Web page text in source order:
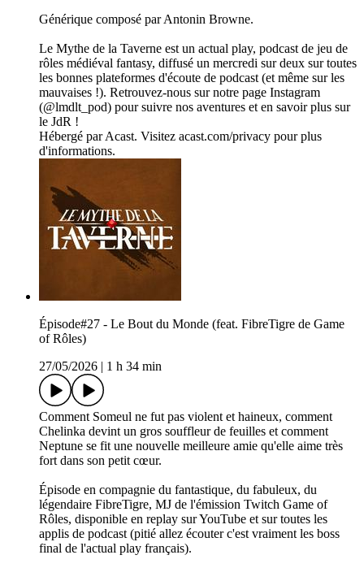
Générique composé par Antonin Browne.
Le Mythe de la Taverne est un actual play, podcast de jeu de
rôles médiéval fantasy, diffusé un mercredi sur deux sur toutes
les bonnes plateformes d'écoute de podcast (et même sur les
mauvaises !). Retrouvez-nous sur notre page Instagram
(@lmdlt_pod) pour suivre nos aventures et en savoir plus sur
le JdR !
Hébergé par Acast. Visitez acast.com/privacy pour plus
d'informations.
Épisode#27 - Le Bout du Monde (feat. FibreTigre de Game
of Rôles)
27/05/2026
1 h 34 min
Comment Someul ne fut pas violent et haineux, comment
Chelinka devint un gros souffleur de feuilles et comment
Neptune se fit une nouvelle meilleure amie qu'elle aime très
fort dans son petit cœur.
Épisode en compagnie du fantastique, du fabuleux, du
légendaire FibreTigre, MJ de l'émission Twitch Game of
Rôles, disponible en replay sur YouTube et sur toutes les
applis de podcast (pitié allez écouter c'est vraiment les boss
final de l'actual play français).